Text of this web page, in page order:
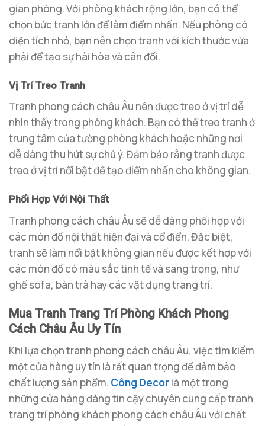
gian phòng. Với phòng khách rộng lớn, bạn có thể
chọn bức tranh lớn để làm điểm nhấn. Nếu phòng có
diện tích nhỏ, bạn nên chọn tranh với kích thước vừa
phải để tạo sự hài hòa và cân đối.
Vị Trí Treo Tranh
Tranh phong cách châu Âu nên được treo ở vị trí dễ
nhìn thấy trong phòng khách. Bạn có thể treo tranh ở
trung tâm của tường phòng khách hoặc những nơi
dễ dàng thu hút sự chú ý. Đảm bảo rằng tranh được
treo ở vị trí nổi bật để tạo điểm nhấn cho không gian.
Phối Hợp Với Nội Thất
Tranh phong cách châu Âu sẽ dễ dàng phối hợp với
các món đồ nội thất hiện đại và cổ điển. Đặc biệt,
tranh sẽ làm nổi bật không gian nếu được kết hợp với
các món đồ có màu sắc tinh tế và sang trọng, như
ghế sofa, bàn trà hay các vật dụng trang trí.
Mua Tranh Trang Trí Phòng Khách Phong
Cách Châu Âu Uy Tín
Khi lựa chọn tranh phong cách châu Âu, việc tìm kiếm
một cửa hàng uy tín là rất quan trọng để đảm bảo
chất lượng sản phẩm. Công Decor là một trong
những cửa hàng đáng tin cậy chuyên cung cấp tranh
trang trí phòng khách phong cách châu Âu với chất